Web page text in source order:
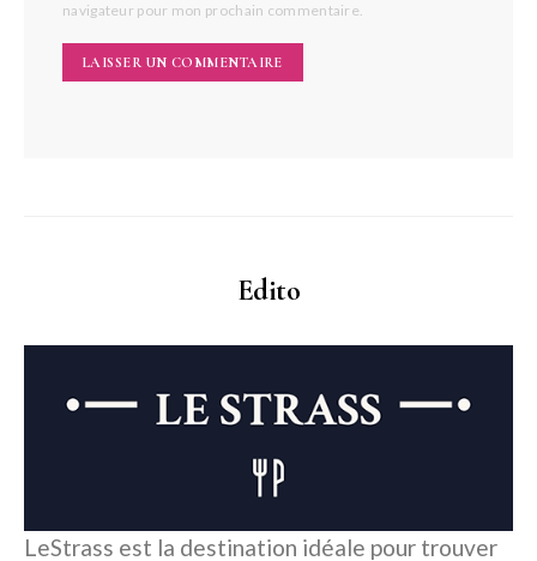
navigateur pour mon prochain commentaire.
Edito
LeStrass est la destination idéale pour trouver